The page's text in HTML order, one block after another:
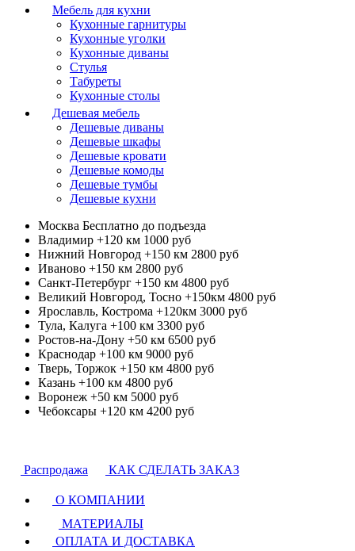
Мебель для кухни
Кухонные гарнитуры
Кухонные уголки
Кухонные диваны
Стулья
Табуреты
Кухонные столы
Дешевая мебель
Дешевые диваны
Дешевые шкафы
Дешевые кровати
Дешевые комоды
Дешевые тумбы
Дешевые кухни
Москва Бесплатно до подъезда
Владимир +120 км 1000 руб
Нижний Новгород +150 км 2800 руб
Иваново +150 км 2800 руб
Санкт-Петербург +150 км 4800 руб
Великий Новгород, Тосно +150км 4800 руб
Ярославль, Кострома +120км 3000 руб
Тула, Калуга +100 км 3300 руб
Ростов-на-Дону +50 км 6500 руб
Краснодар +100 км 9000 руб
Тверь, Торжок +150 км 4800 руб
Казань +100 км 4800 руб
Воронеж +50 км 5000 руб
Чебоксары +120 км 4200 руб
Распродажа КАК СДЕЛАТЬ ЗАКАЗ
О КОМПАНИИ
МАТЕРИАЛЫ
ОПЛАТА И ДОСТАВКА